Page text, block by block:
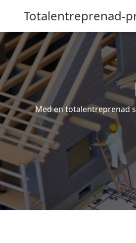
Totalentreprenad-
Med en totalentreprenad